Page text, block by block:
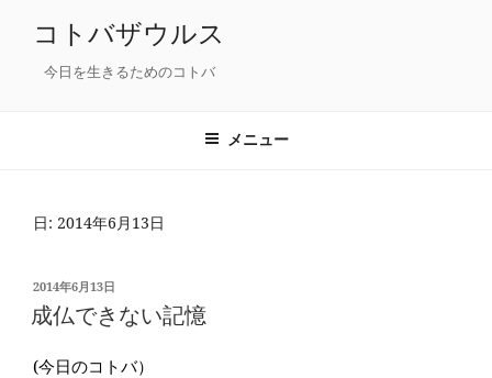
コトバザウルス
今日を生きるためのコトバ
メニュー
日: 2014年6月13日
投
稿
日:
2014年6月13日
成仏できない記憶
(今日のコトバ）